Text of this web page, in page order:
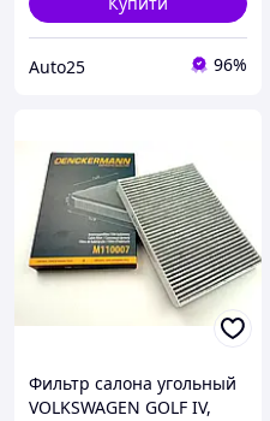
Auto25 96%
Фильтр салона угольный
VOLKSWAGEN GOLF IV,